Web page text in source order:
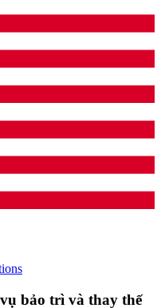
bảo trì và thay thế